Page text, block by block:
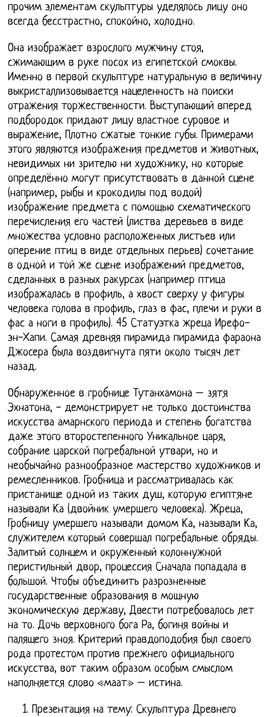
прочим элементам скульптуры уделялось лицу оно
всегда бесстрастно, спокойно, холодно.
Она изображает взрослого мужчину стоя,
сжимающим в руке посох из египетской смоквы.
Именно в первой скульптуре натуральную в величину
выкристаллизовывается нацеленность на поиски
отражения торжественности. Выступающий вперед
подбородок придают лицу властное суровое и
выражение, Плотно сжатые тонкие губы. Примерами
этого являются изображения предметов и животных,
невидимых ни зрителю ни художнику, но которые
определённо могут присутствовать в данной сцене
(например, рыбы и крокодилы под водой)
изображение предмета с помощью схематического
перечисления его частей (листва деревьев в виде
множества условно расположенных листьев или
оперение птиц в виде отдельных перьев) сочетание
в одной и той же сцене изображений предметов,
сделанных в разных ракурсах (например птица
изображалась в профиль, а хвост сверху у фигуры
человека голова в профиль, глаз в фас, плечи и руки в
фас а ноги в профиль). 45 Статуэтка жреца Ирефо-
эн-Хапи. Самая древняя пирамида пирамида фараона
Джосера была воздвигнута пяти около тысяч лет
назад.
Обнаруженное в гробнице Тутанхамона – зятя
Эхнатона, - демонстрирует не только достоинства
искусства амарнского периода и степень богатства
даже этого второстепенного Уникальное царя,
собрание царской погребальной утвари, но и
необычайно разнообразное мастерство художников и
ремесленников. Гробница и рассматривалась как
пристанище одной из таких душ, которую египтяне
называли Ка (двойник умершего человека). Жреца,
Гробницу умершего называли домом Ка, называли Ка,
служителем который совершал погребальные обряды.
Залитый солнцем и окруженный колоннужной
перистильный двор, процессия Сначала попадала в
большой. Чтобы объединить разрозненные
государственные образования в мощную
экономическую державу, Двести потребовалось лет
на то. Дочь верховного бога Ра, богиня войны и
палящего зноя. Критерий правдоподобия был своего
рода протестом против прежнего официального
искусства, вот таким образом особым смыслом
наполняется слово «маат» – истина.
Презентация на тему: Скульптура Древнего